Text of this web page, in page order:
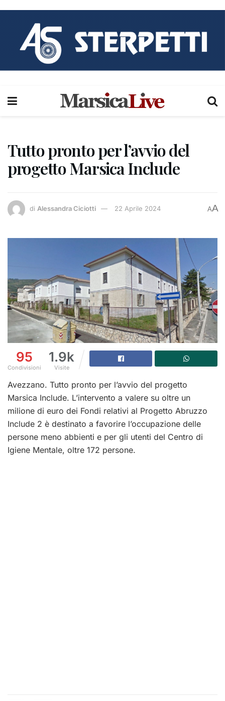
Tutto pronto per l’avvio del
progetto Marsica Include
di Alessandra Ciciotti 22 Aprile 2024 AA
95
Condivisioni
1.9k
Visite
Avezzano. Tutto pronto per l’avvio del progetto
Marsica Include. L’intervento a valere su oltre un
milione di euro dei Fondi relativi al Progetto Abruzzo
Include 2 è destinato a favorire l’occupazione delle
persone meno abbienti e per gli utenti del Centro di
Igiene Mentale, oltre 172 persone.